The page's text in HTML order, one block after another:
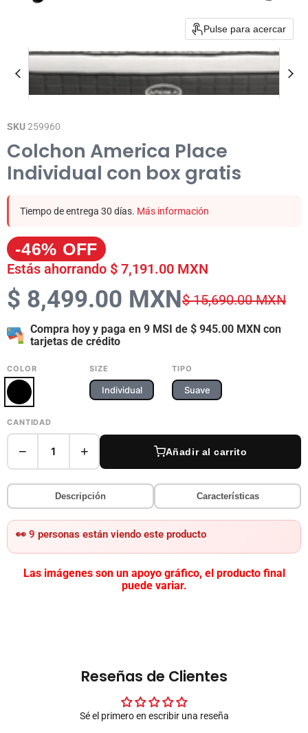
Pulse para acercar
SKU259960
Colchon America Place
Individual con box gratis
Tiempo de entrega 30 días. Más información
-46% OFF
Estás ahorrando $ 7,191.00 MXN
$ 8,499.00 MXN$ 15,690.00 MXN
Compra hoy y paga en 9 MSI de $ 945.00 MXN con
tarjetas de crédito
COLOR SIZE
Individual
TIPO
Suave
CANTIDAD
− 1 + Añadir al carrito
Descripción Características
👀 9 personas están viendo este producto
Las imágenes son un apoyo gráfico, el producto final
puede variar.
Reseñas de Clientes
Sé el primero en escribir una reseña